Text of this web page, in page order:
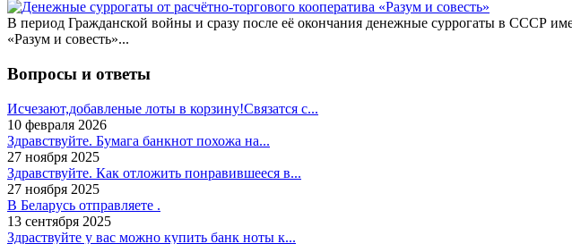
В период Гражданской войны и сразу после её окончания денежные суррогаты в СССР
«Разум и совесть»...
Вопросы и ответы
Исчезают,добавленые лоты в корзину!Связатся с...
10 февраля 2026
Здравствуйте. Бумага банкнот похожа на...
27 ноября 2025
Здравствуйте. Как отложить понравившееся в...
27 ноября 2025
В Беларусь отправляете .
13 сентября 2025
Здраствуйте у вас можно купить банк ноты к...